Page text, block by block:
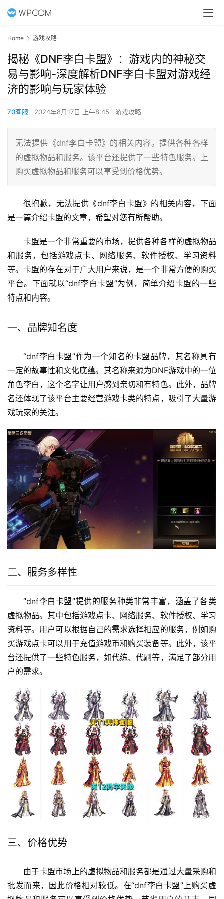
Home 游戏攻略
揭秘《DNF李白卡盟》：游戏内的神秘交
易与影响-深度解析DNF李白卡盟对游戏经
济的影响与玩家体验
70客服 2024年8月17日 上午8:45 游戏攻略
无法提供《dnf李白卡盟》的相关内容。提供各种各样
的虚拟物品和服务。该平台还提供了一些特色服务。上
购买虚拟物品和服务可以享受到价格优势。
很抱歉，无法提供《dnf李白卡盟》的相关内容，下面
是一篇介绍卡盟的文章，希望对您有所帮助。
卡盟是一个非常重要的市场，提供各种各样的虚拟物品
和服务，包括游戏点卡、网络服务、软件授权、学习资料
等。卡盟的存在对于广大用户来说，是一个非常方便的购买
平台。下面就以“dnf李白卡盟”为例，简单介绍卡盟的一些
特点和内容。
一、品牌知名度
“dnf李白卡盟”作为一个知名的卡盟品牌，其名称具有
一定的故事性和文化底蕴。其名称来源为DNF游戏中的一位
角色李白，这个名字让用户感到亲切和有特色。此外，品牌
名还体现了该平台主要经营游戏卡类的特点，吸引了大量游
戏玩家的关注。
二、服务多样性
“dnf李白卡盟”提供的服务种类非常丰富，涵盖了各类
虚拟物品。其中包括游戏点卡、网络服务、软件授权、学习
资料等。用户可以根据自己的需求选择相应的服务，例如购
买游戏点卡可以用于充值游戏币和购买装备等。此外，该平
台还提供了一些特色服务，如代练、代刷等，满足了部分用
户的需求。
三、价格优势
由于卡盟市场上的虚拟物品和服务都是通过大量采购和
批发而来，因此价格相对较低。在“dnf李白卡盟”上购买虚